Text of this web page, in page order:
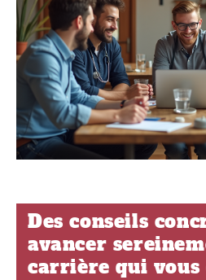
Des conseils
avancer
carrière qui vous